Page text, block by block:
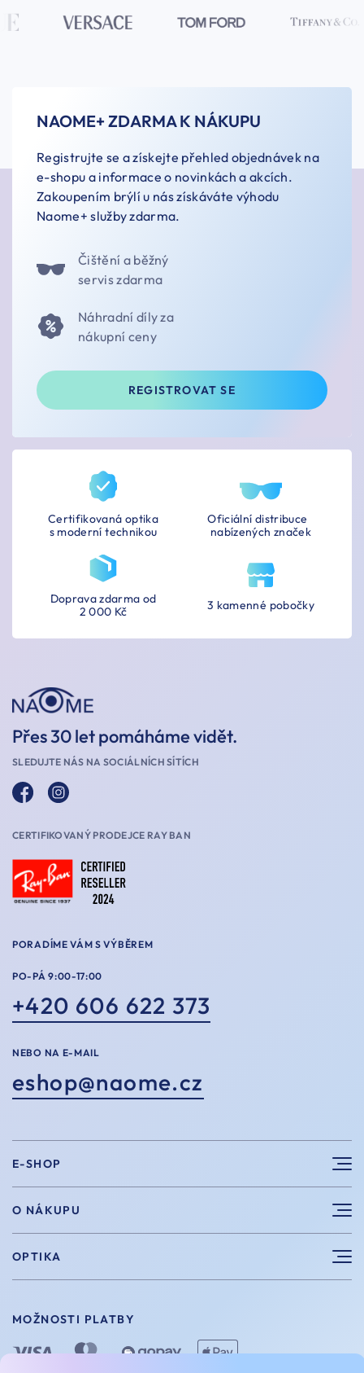
NAOME+ ZDARMA K NÁKUPU
Registrujte se a získejte přehled objednávek na
e-shopu a informace o novinkách a akcích.
Zakoupením brýlí u nás získáváte výhodu
Naome+ služby zdarma.
Čištění a běžný
servis zdarma
Náhradní díly za
nákupní ceny
REGISTROVAT SE
Certifikovaná optika
s moderní technikou
Oficiální distribuce
nabízených značek
3 kamenné pobočky
Doprava zdarma od
2 000 Kč
Přes 30 let pomáháme vidět.
SLEDUJTE NÁS NA SOCIÁLNÍCH SÍTÍCH
CERTIFIKOVANÝ PRODEJCE RAY BAN
PORADÍME VÁM S VÝBĚREM
PO-PÁ 9:00-17:00
+420 606 622 373
NEBO NA E-MAIL
eshop@naome.cz
E-SHOP
Sluneční brýle
Sportovní brýle
Vintage brýle
Doplňky
O NÁKUPU
Výhody nákupu u nás
Velikosti
Vrácení a výměna
Doprava a platba
OPTIKA
MOŽNOSTI PLATBY